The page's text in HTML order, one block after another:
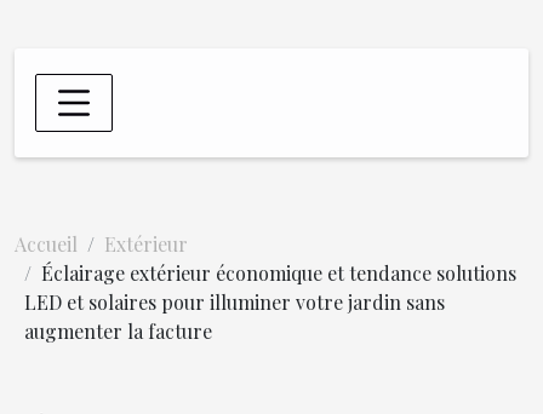
Accueil
Extérieur
Éclairage extérieur économique et tendance solutions
LED et solaires pour illuminer votre jardin sans
augmenter la facture